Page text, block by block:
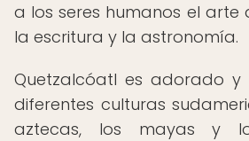
a los seres humanos el arte
la escritura y la astronomía.
Quetzalcóatl es adorado y
diferentes culturas
aztecas, los mayas y